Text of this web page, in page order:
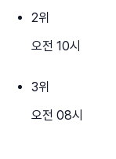
2위
오전 10시
3위
오전 08시